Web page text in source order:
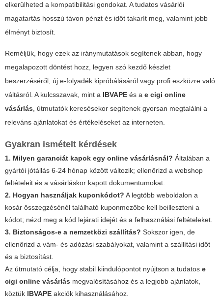
elkerülheted a kompatibilitási gondokat. A tudatos vásárlói
magatartás hosszú távon pénzt és időt takarít meg, valamint jobb
élményt biztosít.
Reméljük, hogy ezek az iránymutatások segítenek abban, hogy
megalapozott döntést hozz, legyen szó kezdő készlet
beszerzéséről, új e-folyadék kipróbálásáról vagy profi eszközre való
váltásról. A kulcsszavak, mint a IBVAPE és a e cigi online
vásárlás, útmutatók keresésekor segítenek gyorsan megtalálni a
releváns ajánlatokat és értékeléseket az interneten.
Gyakran ismételt kérdések
1. Milyen garanciát kapok egy online vásárlásnál? Általában a
gyártói jótállás 6-24 hónap között változik; ellenőrizd a webshop
feltételeit és a vásárláskor kapott dokumentumokat.
2. Hogyan használjak kuponkódot? A legtöbb weboldalon a
kosár összegzésénél található kuponmezőbe kell beilleszteni a
kódot; nézd meg a kód lejárati idejét és a felhasználási feltételeket.
3. Biztonságos-e a nemzetközi szállítás? Sokszor igen, de
ellenőrizd a vám- és adózási szabályokat, valamint a szállítási időt
és a biztosítást.
Az útmutató célja, hogy stabil kiindulópontot nyújtson a tudatos e
cigi online vásárlás megvalósításához és a legjobb ajánlatok,
köztük IBVAPE akciók kihasználásához.